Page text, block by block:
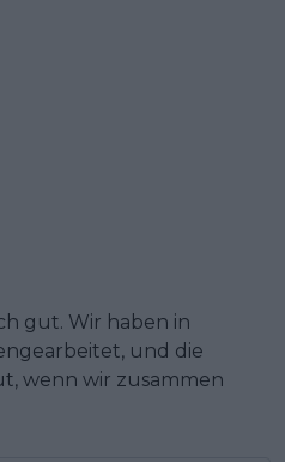
gut. Wir haben in
und die
wenn wir zusammen